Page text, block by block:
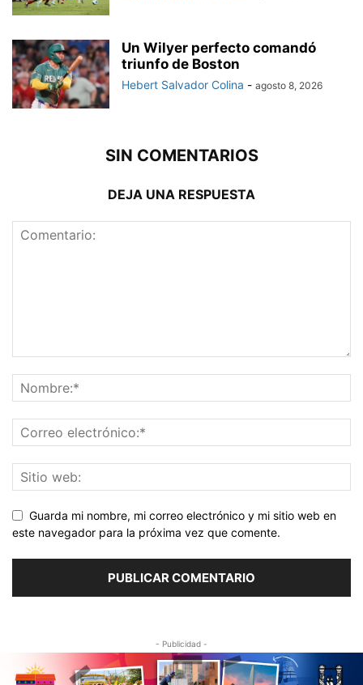
Un Wilyer perfecto comandó
triunfo de Boston
Hebert Salvador Colina - agosto 8, 2026
SIN COMENTARIOS
DEJA UNA RESPUESTA
Guarda mi nombre, mi correo electrónico y mi sitio web en
este navegador para la próxima vez que comente.
- Publicidad -